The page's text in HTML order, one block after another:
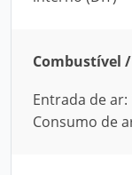
Combustível
Entrada de ar:
Consumo de